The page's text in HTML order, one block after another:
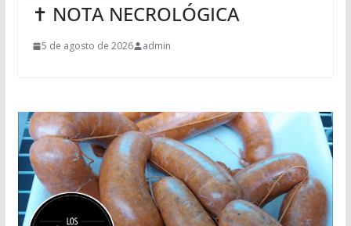
✝ NOTA NECROLÓGICA
5 de agosto de 2026 admin